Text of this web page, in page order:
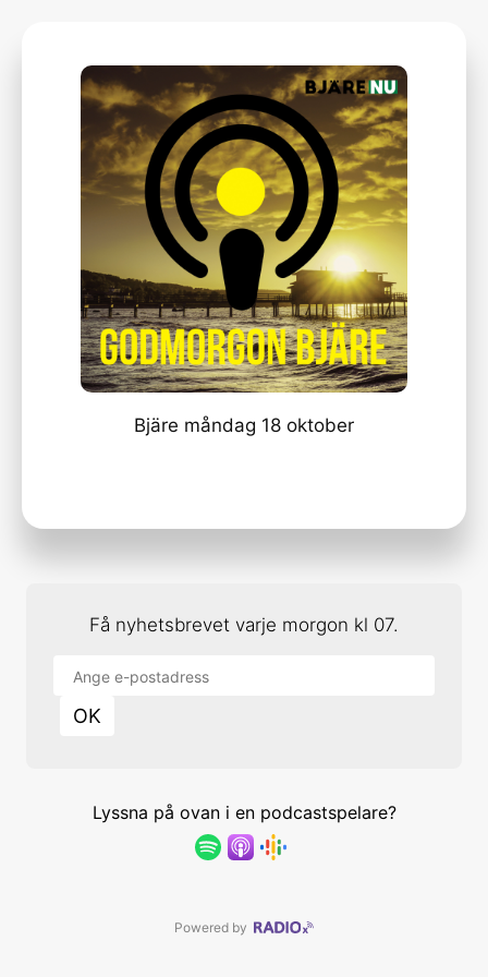
Bjäre måndag 18 oktober
Få nyhetsbrevet varje morgon kl 07.
OK
Lyssna på ovan i en podcastspelare?
Powered by